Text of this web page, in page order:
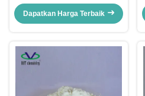
Film/Lembar/Plat CAS 147315-
50-2
Dapatkan Harga Terbaik